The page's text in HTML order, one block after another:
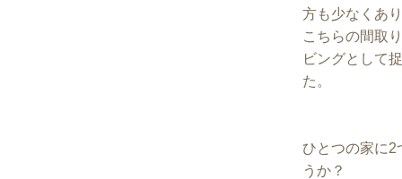
方も少なくあ
こちらの間取
ビングとして
た。
ひとつの家に2
うか？